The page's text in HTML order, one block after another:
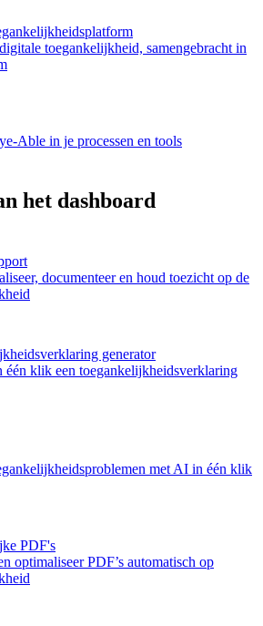
toegankelijkheid, samengebracht in
Able in je processen en tools
het dashboard
documenteer en houd toezicht op de
generator
één klik een toegankelijkheidsverklaring
met AI in één klik
PDF's
optimaliseer PDF’s automatisch op